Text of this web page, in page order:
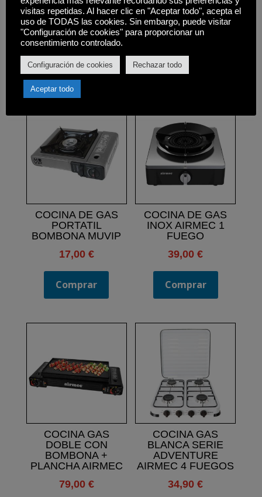
cm,
• Peso neto: 15,8 kg,
Productos relacionados
COCINA DE GAS
PORTATIL
BOMBONA MUVIP
17,00 €
Comprar
COCINA DE GAS
INOX AIRMEC 1
FUEGO
39,00€
Comprar
COCINA GAS
DOBLE CON
BOMBONA +
PLANCHA AIRMEC
79,00 €
COCINA GAS
BLANCA SERIE
ADVENTURE
AIRMEC 4 FUEGOS
34,90€
visitas repetidas. Al hacer clic en "Aceptar todo", acepta el
uso de TODAS las cookies. Sin embargo, puede visitar
"Configuración de cookies" para proporcionar un
consentimiento controlado.
Configuración de cookies Rechazar todo
Aceptar todo